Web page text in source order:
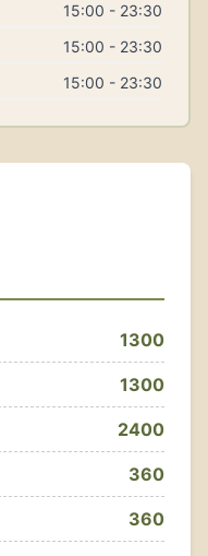
15:00 - 23:30
15:00 - 23:30
15:00 - 23:30
1300
1300
2400
360
360